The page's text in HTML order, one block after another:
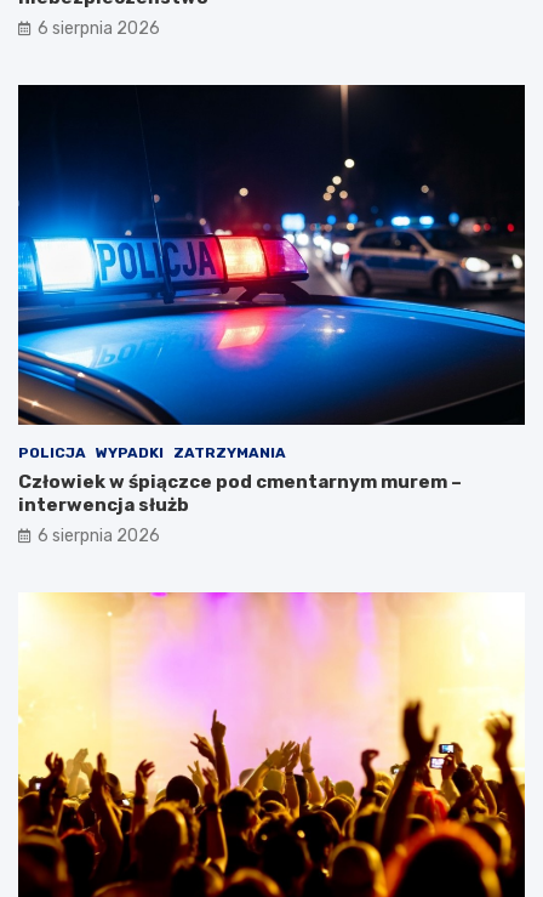
6 sierpnia 2026
POLICJA WYPADKI ZATRZYMANIA
Człowiek w śpiączce pod cmentarnym murem –
interwencja służb
6 sierpnia 2026